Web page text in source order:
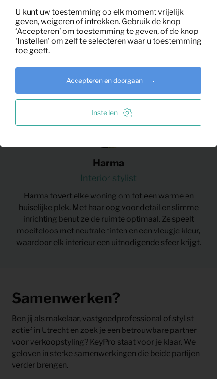
Harma
Interior stylist
Harma tovert elke woning om tot een warme en
huiselijke plek. Met haar oog voor detail en slimme
inrichting benut ze de ruimte optimaal. Ze speelt
moeiteloos met neutrale tinten en een vleugje kleur,
waardoor elk interieur een uitnodigende sfeer krijgt.
Samenwerken?
Ben jij als makelaar, vastgoedprofessional of stylist
actief in Utrecht en zoek je een betrouwbare partner
voor verkoopstyling? KeyPro staat voor je klaar. We
geloven in sterke samenwerkingen die beide partijen
verder brengen.
U kunt uw toestemming op elk moment vrijelijk
geven, weigeren of intrekken. Gebruik de knop
‘Accepteren’ om toestemming te geven, of de knop
'Instellen' om zelf te selecteren waar u toestemming
toe geeft.
Instellen
Accepteren en doorgaan